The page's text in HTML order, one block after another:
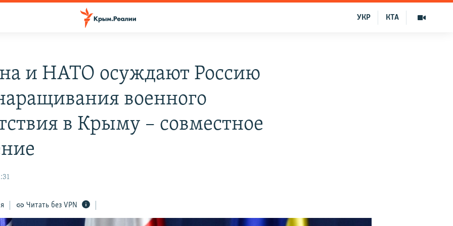
КТА
УКР
и НАТО осуждают Россию
военного
в Крыму – совместное
Читать без VPN